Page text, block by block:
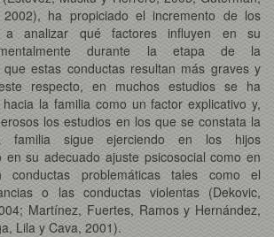
ha propiciado el incremento de los
a analizar qué factores influyen en su
durante la etapa de la
estas conductas resultan más graves y
respecto, en muchos estudios se ha
la familia como un factor explicativo y,
los estudios en los que se constata la
familia sigue ejerciendo en los hijos
en su adecuado ajuste psicosocial como en
conductas problemáticas tales como el
o las conductas violentas (Dekovic,
Martínez, Fuertes, Ramos y Hernández,
Lila y Cava, 2001).